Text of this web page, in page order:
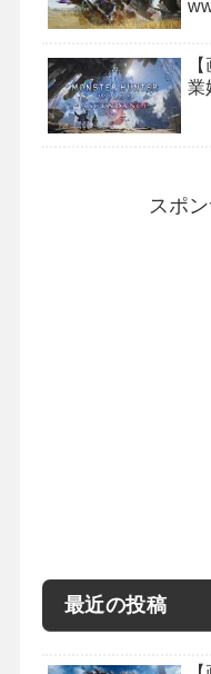
業
スポ
最近の投稿